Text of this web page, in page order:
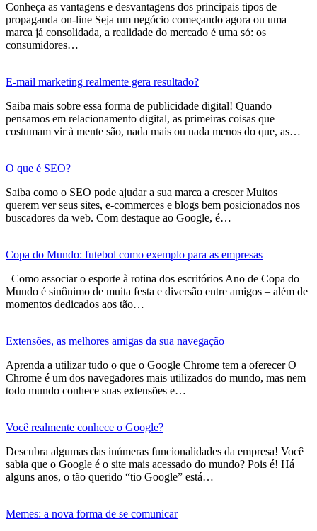
Conheça as vantagens e desvantagens dos principais tipos de
propaganda on-line Seja um negócio começando agora ou uma
marca já consolidada, a realidade do mercado é uma só: os
consumidores…
E-mail marketing realmente gera resultado?
Saiba mais sobre essa forma de publicidade digital! Quando
pensamos em relacionamento digital, as primeiras coisas que
costumam vir à mente são, nada mais ou nada menos do que, as…
O que é SEO?
Saiba como o SEO pode ajudar a sua marca a crescer Muitos
querem ver seus sites, e-commerces e blogs bem posicionados nos
buscadores da web. Com destaque ao Google, é…
Copa do Mundo: futebol como exemplo para as empresas
Como associar o esporte à rotina dos escritórios Ano de Copa do
Mundo é sinônimo de muita festa e diversão entre amigos – além de
momentos dedicados aos tão…
Extensões, as melhores amigas da sua navegação
Aprenda a utilizar tudo o que o Google Chrome tem a oferecer O
Chrome é um dos navegadores mais utilizados do mundo, mas nem
todo mundo conhece suas extensões e…
Você realmente conhece o Google?
Descubra algumas das inúmeras funcionalidades da empresa! Você
sabia que o Google é o site mais acessado do mundo? Pois é! Há
alguns anos, o tão querido “tio Google” está…
Memes: a nova forma de se comunicar